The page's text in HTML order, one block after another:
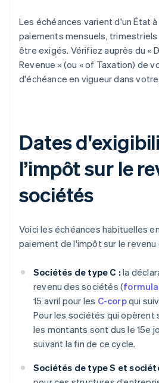
Les échéances varient d'un État
paiements mensuels,
être exigés. Vérifiez auprès du «
Revenue » (ou « of Taxation) de
d'échéance en vigueur dans
Dates
l’impôt sur le
sociétés
Voici les échéances habituelles
paiement de l'impôt sur le
Sociétés de type C : la
revenu des sociétés (
15 avril pour les C-corpqui
Pour les sociétés qui opèrent
les montants sont dus le 15e
suivant la fin de ce cycle.
Sociétés de type S et